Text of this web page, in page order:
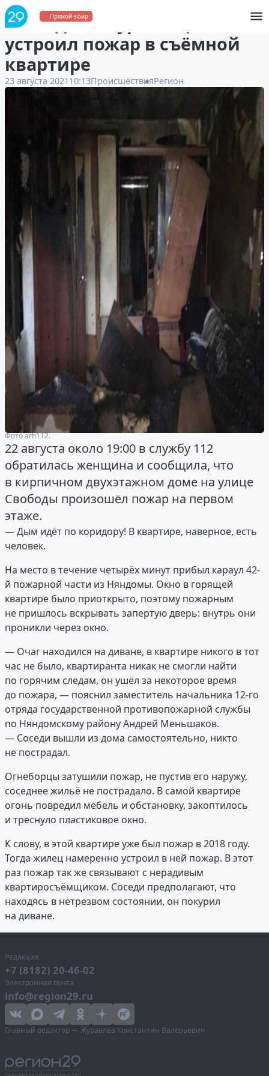
Прямой эфир
В Няндоме курильщик
устроил пожар в съёмной
квартире
23 августа 2021 10:13ПроисшествияРегион
Фото arh112.
22 августа около 19:00 в службу 112
обратилась женщина и сообщила, что
в кирпичном двухэтажном доме на улице
Свободы произошёл пожар на первом
этаже.
— Дым идёт по коридору! В квартире, наверное, есть
человек.
На место в течение четырёх минут прибыл караул 42-
й пожарной части из Няндомы. Окно в горящей
квартире было приоткрыто, поэтому пожарным
не пришлось вскрывать запертую дверь: внутрь они
проникли через окно.
— Очаг находился на диване, в квартире никого в тот
час не было, квартиранта никак не смогли найти
по горячим следам, он ушёл за некоторое время
до пожара, — пояснил заместитель начальника 12-го
отряда государственной противопожарной службы
по Няндомскому району Андрей Меньшаков.
— Соседи вышли из дома самостоятельно, никто
не пострадал.
Огнеборцы затушили пожар, не пустив его наружу,
соседнее жильё не пострадало. В самой квартире
огонь повредил мебель и обстановку, закоптилось
и треснуло пластиковое окно.
К слову, в этой квартире уже был пожар в 2018 году.
Тогда жилец намеренно устроил в ней пожар. В этот
раз пожар так же связывают с нерадивым
квартиросъёмщиком. Соседи предполагают, что
находясь в нетрезвом состоянии, он покурил
на диване.
Редакция
+7 (8182) 20-46-02
Электронная почта
info@region29.ru
Главный редактор — Журавлёв Константин Валерьевич